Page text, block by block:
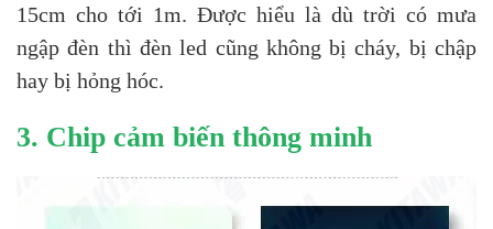
15cm cho tới 1m. Được hiểu là dù trời có mưa
ngập đèn thì đèn led cũng không bị cháy, bị chập
hay bị hỏng hóc.
3. Chip cảm biến thông minh